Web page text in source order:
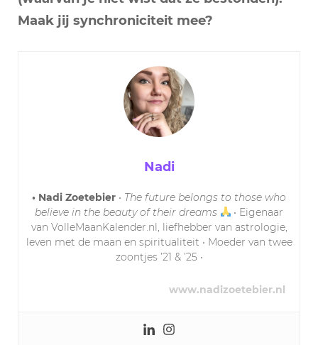
Maak jij synchroniciteit mee?
Nadi
• Nadi Zoetebier • The future belongs to those who
believe in the beauty of their dreams
• Eigenaar
van VolleMaanKalender.nl, liefhebber van astrologie,
leven met de maan en spiritualiteit • Moeder van twee
zoontjes ’21 & ’25 •
www.nadizoetebier.nl